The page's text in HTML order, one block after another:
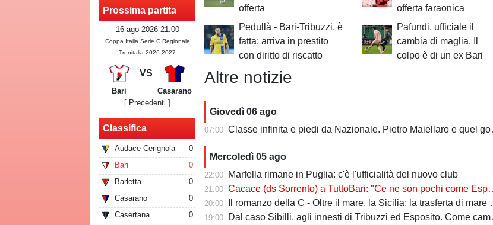
Prossima partita
16 ago 2026 21:00
Coppa Italia Serie C Regionale
Trenitalia 2026-2027
VS
Bari
Casarano
[ Precedenti ]
Classifica
Audace Cerignola
0
Bari
0
Barletta
0
Casarano
0
Casertana
0
offerta
offerta faraonica
Pedullà - Bari-Tribuzzi, è
fatta: arriva in prestito
con diritto di riscatto
Pafundi, ufficiale il
cambia di maglia. Il
colpo è di un ex Bari
Altre notizie
Giovedì 06 ago
07:00 Classe infinita e piedi da Nazionale. Pietro Maiellaro e quel gol da quaranta metri...
Mercoledì 05 ago
22:00 Marfella rimane in Puglia: c'è l'ufficialità del nuovo club
21:00 Cacace (ds Sorrento) a TuttoBari: "Ce ne son pochi come Esposito: ve lo presento. D'Ursi? Solo interesse"
20:00 Il romanzo della C - Oltre il mare, la Sicilia: la trasferta di mare e di vento
19:00 Dal caso Sibilli, agli innesti di Tribuzzi ed Esposito. Come cambia l’attacco